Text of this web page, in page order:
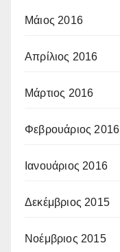
Μάιος 2016
Απρίλιος 2016
Μάρτιος 2016
Φεβρουάριος 2016
Ιανουάριος 2016
Δεκέμβριος 2015
Νοέμβριος 2015